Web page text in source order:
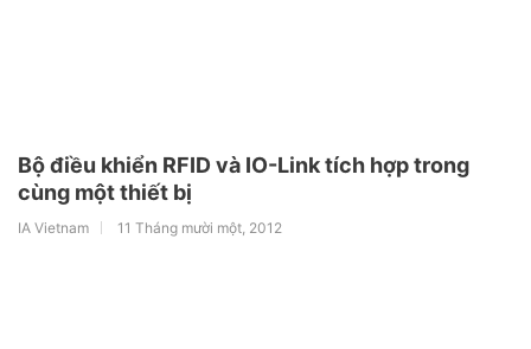
Bộ điều khiển RFID và IO-Link tích hợp trong
cùng một thiết bị
IA Vietnam 11 Tháng mười một, 2012